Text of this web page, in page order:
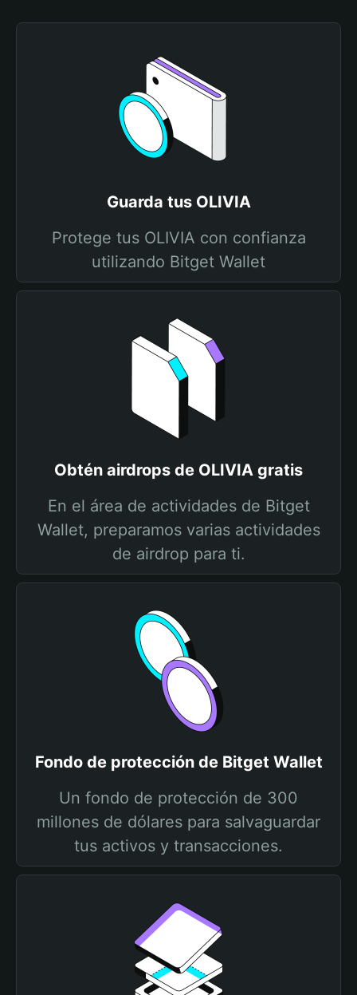
Guarda tus OLIVIA
Protege tus OLIVIA con confianza
utilizando Bitget Wallet
Obtén airdrops de OLIVIA gratis
En el área de actividades de Bitget
Wallet, preparamos varias actividades
de airdrop para ti.
Fondo de protección de Bitget Wallet
Un fondo de protección de 300
millones de dólares para salvaguardar
tus activos y transacciones.